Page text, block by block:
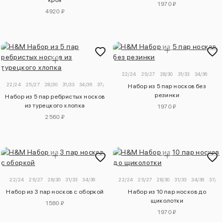
4920 ₽
1970 ₽
22/24 25/27 28/30 31/33 34/36 37/39 40/42
Набор из 5 пар ребристых носков
из турецкого хлопка
2560 ₽
22/24 25/27 28/30 31/33 34/36
Набор из 5 пар носков без
резинки
1970 ₽
22/24 25/27 28/30 31/33 34/36
Набор из 3 пар носков с оборкой
1580 ₽
22/24 25/27 28/30 31/33 34/36 37/39
Набор из 10 пар носков до
щиколотки
1970 ₽